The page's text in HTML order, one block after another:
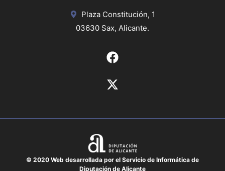
Plaza Constitución, 1
03630 Sax, Alicante.
© 2020 Web desarrollada por el Servicio de Informática de
Diputación de Alicante